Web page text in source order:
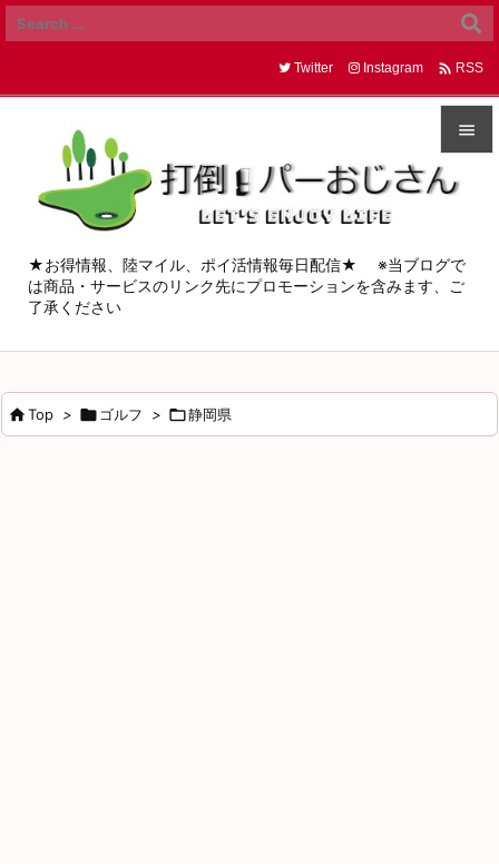


メニュ
サイド


Twitter Instagram  RSS
★お得情報、陸マイル、ポイ活情報毎日配信★ ※当ブログで
は商品・サービスのリンク先にプロモーションを含みます、ご
了承ください
Top >  ゴルフ > 静岡県